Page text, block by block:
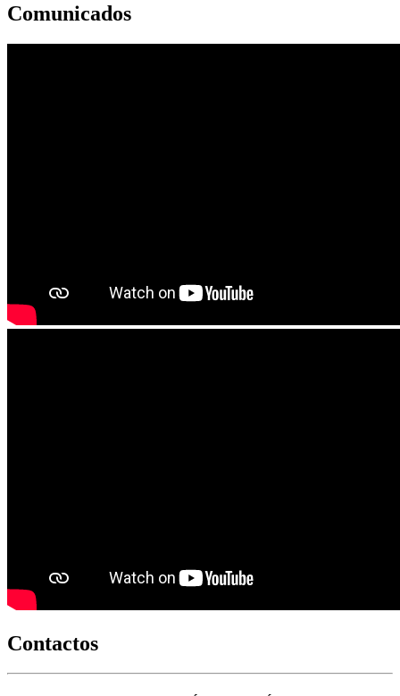
Comunicados
Contactos